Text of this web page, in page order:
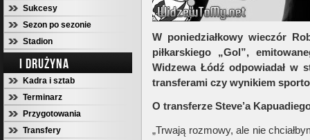
Sukcesy
Sezon po sezonie
Stadion
I DRUŻYNA
Kadra i sztab
Terminarz
Przygotowania
Transfery
W poniedziałkowy wieczór
piłkarskiego „Gol”,
Widzewa Łódź odpowiadał w
transferami czy wynikiem
O transferze Steve’a
„Trwają rozmowy, ale nie